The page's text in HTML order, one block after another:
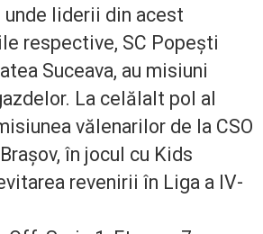
unde liderii din acest
respective, SC Popești
Suceava, au misiuni
La celălalt pol al
vălenarilor de la CSO
în jocul cu Kids
revenirii în Liga a IV-